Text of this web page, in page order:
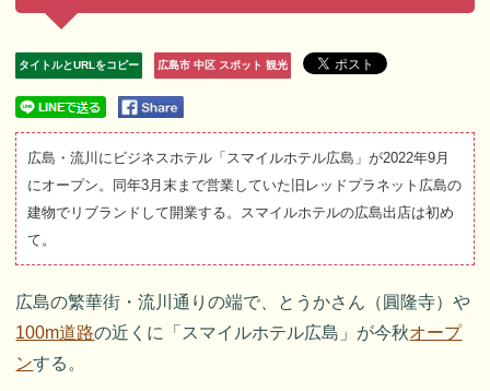
タイトルとURLをコピー 広島市 中区 スポット 観光
広島・流川にビジネスホテル「スマイルホテル広島」が2022年9月
にオープン。同年3月末まで営業していた旧レッドプラネット広島の
建物でリブランドして開業する。スマイルホテルの広島出店は初め
て。
広島の繁華街・流川通りの端で、とうかさん（圓隆寺）や
100m道路の近くに「スマイルホテル広島」が今秋オープ
ンする。